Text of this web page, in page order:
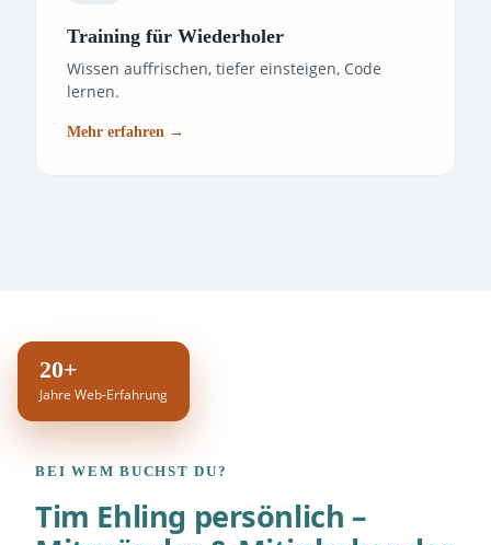
Training für Wiederholer
Wissen auffrischen, tiefer einsteigen, Code
lernen.
Mehr erfahren →
20+
Jahre Web-Erfahrung
BEI WEM BUCHST DU?
Tim Ehling persönlich –